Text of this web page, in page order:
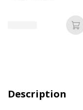
Description